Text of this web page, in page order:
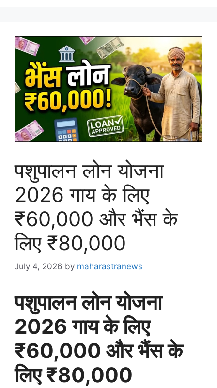
पशुपालन लोन योजना
2026 गाय के लिए
₹60,000 और भैंस के
लिए ₹80,000
July 4, 2026 by maharastranews
पशुपालन लोन योजना
2026 गाय के लिए
₹60,000 और भैंस के
लिए ₹80,000